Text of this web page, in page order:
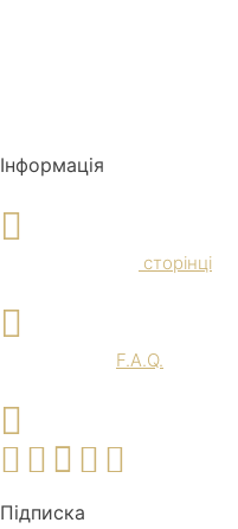
Інформація
сторінці
F.A.Q.
Підписка